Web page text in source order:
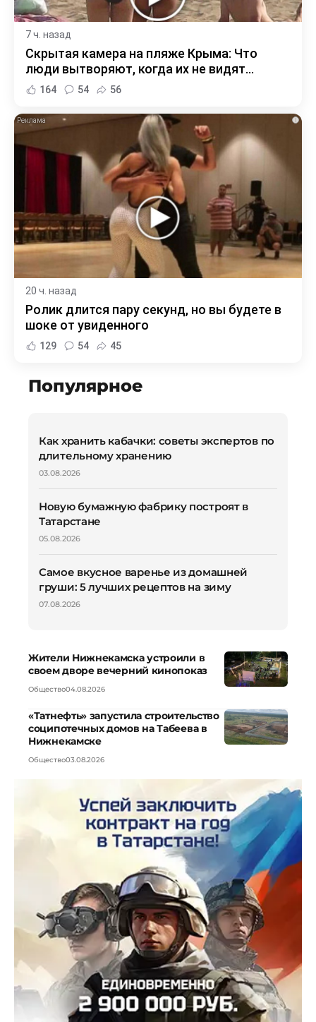
7 ч. назад
Скрытая камера на пляже Крыма: Что
люди вытворяют, когда их не видят...
164 54 56
i
20 ч. назад
Ролик длится пару секунд, но вы будете в
шоке от увиденного
129 54 45
Популярное
Как хранить кабачки: советы экспертов по
длительному хранению
03.08.2026
Новую бумажную фабрику построят в
Татарстане
05.08.2026
Самое вкусное варенье из домашней
груши: 5 лучших рецептов на зиму
07.08.2026
Жители Нижнекамска устроили в
своем дворе вечерний кинопоказ
Общество04.08.2026
«Татнефть» запустила строительство
соципотечных домов на Табеева в
Нижнекамске
Общество03.08.2026